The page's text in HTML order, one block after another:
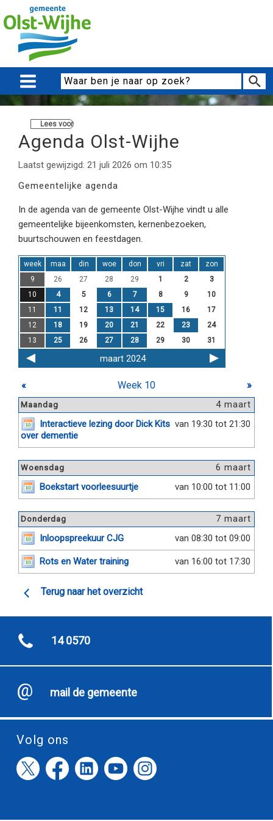
Lees voor
Agenda Olst-Wijhe
Laatst gewijzigd: 21 juli 2026 om 10:35
Gemeentelijke agenda
In de agenda van de gemeente Olst-Wijhe vindt u alle
gemeentelijke bijeenkomsten, kernenbezoeken,
buurtschouwen en feestdagen.
week maa din woe don vri zat
zon
9
26 27 28 29 1 2
3
10
4 5 6 7 8 9
10
11
11 12 13 14 15 16
17
12
18 19 20 21 22 23
24
13
25 26 27 28 29 30 31
maart 2024
« Week 10 »
4 maart
Maandag
van 19:30 tot 21:30
Interactieve lezing door Dick Kits
over dementie
6 maart
Woensdag
van 10:00 tot 11:00
Boekstart voorleesuurtje
7 maart
Donderdag
van 08:30 tot 09:00
Inloopspreekuur CJG
van 16:00 tot 17:30
Rots en Water training
Terug naar het overzicht
14 0570
mail de gemeente
Volg ons